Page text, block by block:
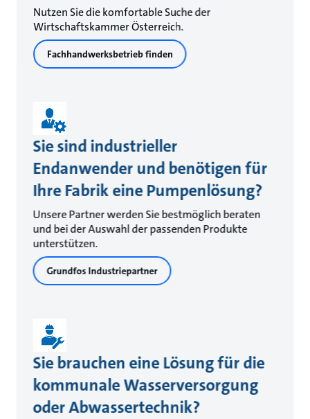
Nutzen Sie die komfortable Suche der
Wirtschaftskammer Österreich.
Fachhandwerksbetrieb finden
Sie sind industrieller
Endanwender und benötigen für
Ihre Fabrik eine Pumpenlösung?
Unsere Partner werden Sie bestmöglich beraten
und bei der Auswahl der passenden Produkte
unterstützen.
Grundfos Industriepartner
Sie brauchen eine Lösung für die
kommunale Wasserversorgung
oder Abwassertechnik?